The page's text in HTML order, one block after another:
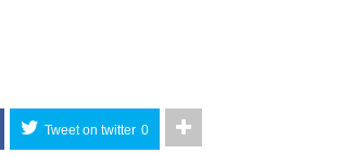
Tweet on twitter 0